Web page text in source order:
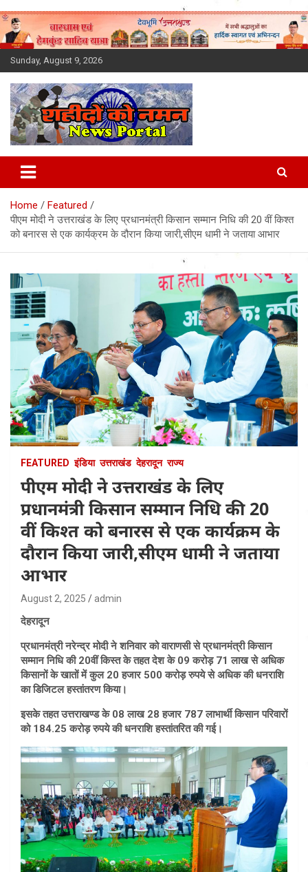
Skip
to
content
Sunday, August 9, 2026
Latest News Today, Breaking
News, Uttarakhand News in
Hindi
Home
Featured
पीएम मोदी ने उत्तराखंड के लिए प्रधानमंत्री किसान सम्मान निधि की 20 वीं किश्त
को बनारस से एक कार्यक्रम के दौरान किया जारी,सीएम धामी ने जताया आभार
FEATURED इंडिया उत्तराखंड देहरादून राज्य
पीएम मोदी ने उत्तराखंड के लिए
प्रधानमंत्री किसान सम्मान निधि की 20
वीं किश्त को बनारस से एक कार्यक्रम के
दौरान किया जारी,सीएम धामी ने जताया
आभार
August 2, 2025 admin
देहरादून
प्रधानमंत्री नरेन्द्र मोदी ने शनिवार को वाराणसी से प्रधानमंत्री किसान
सम्मान निधि की 20वीं किस्त के तहत देश के 09 करोड़ 71 लाख से अधिक
किसानों के खातों में कुल 20 हजार 500 करोड़ रुपये से अधिक की धनराशि
का डिजिटल हस्तांतरण किया।
इसके तहत उत्तराखण्ड के 08 लाख 28 हजार 787 लाभार्थी किसान परिवारों
को 184.25 करोड़ रुपये की धनराशि हस्तांतरित की गई।